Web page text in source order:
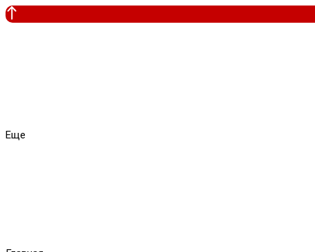
Еще